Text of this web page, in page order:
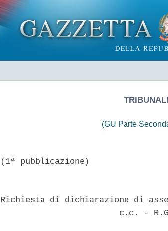
(GU Parte
(1ª pubblicazione)
Richiesta di dichiarazione di
c.c. -